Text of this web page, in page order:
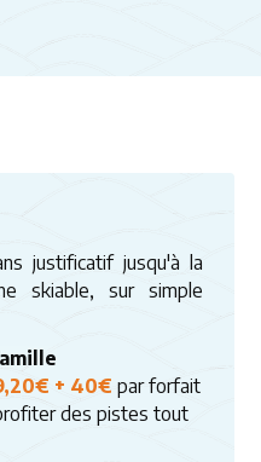
justificatif jusqu'à la
skiable, sur simple
+ 40€ par forfait
des pistes tout